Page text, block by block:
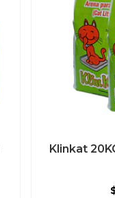
Klinkat